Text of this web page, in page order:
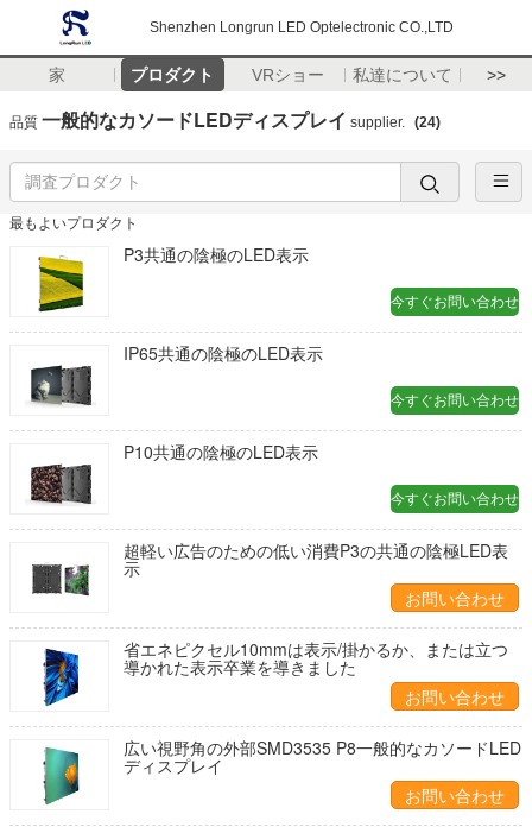
Shenzhen Longrun LED Optelectronic CO.,LTD
家 プロダクト VRショー 私達について >>
品質 一般的なカソードLEDディスプレイ supplier. (24)
最もよいプロダクト
P3共通の陰極のLED表示
今すぐお問い合わせ
IP65共通の陰極のLED表示
今すぐお問い合わせ
P10共通の陰極のLED表示
今すぐお問い合わせ
超軽い広告のための低い消費P3の共通の陰極LED表
示
お問い合わせ
省エネピクセル10mmは表示/掛かるか、または立つ
導かれた表示卒業を導きました
お問い合わせ
広い視野角の外部SMD3535 P8一般的なカソードLED
ディスプレイ
お問い合わせ